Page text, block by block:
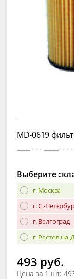
MD-0619
Выберите
г. Москва
г. С.-
г. Волгоград
г. Ростов-на-
493 руб.
Цена за 1 шт: